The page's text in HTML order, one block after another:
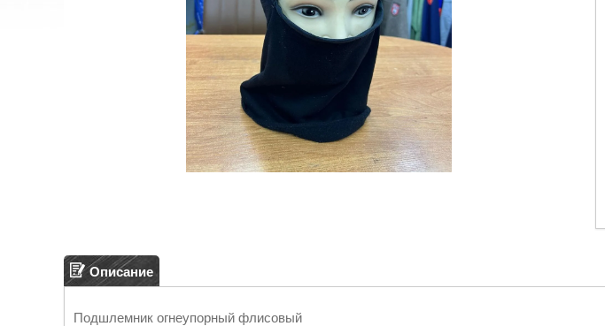
Описание
Подшлемник огнеупорный флисовый